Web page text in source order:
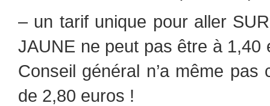
– un tarif unique pour aller
JAUNE ne peut pas être à 1,40
Conseil général n’a même
de 2,80 euros !